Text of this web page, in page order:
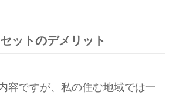
ットのデメリット
容ですが、私の住む地域では一